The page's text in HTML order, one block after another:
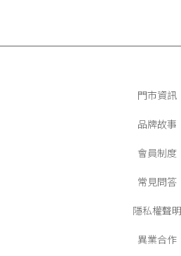
門市資訊
品牌故事
會員制度
常見問答
隱私權聲明
異業合作